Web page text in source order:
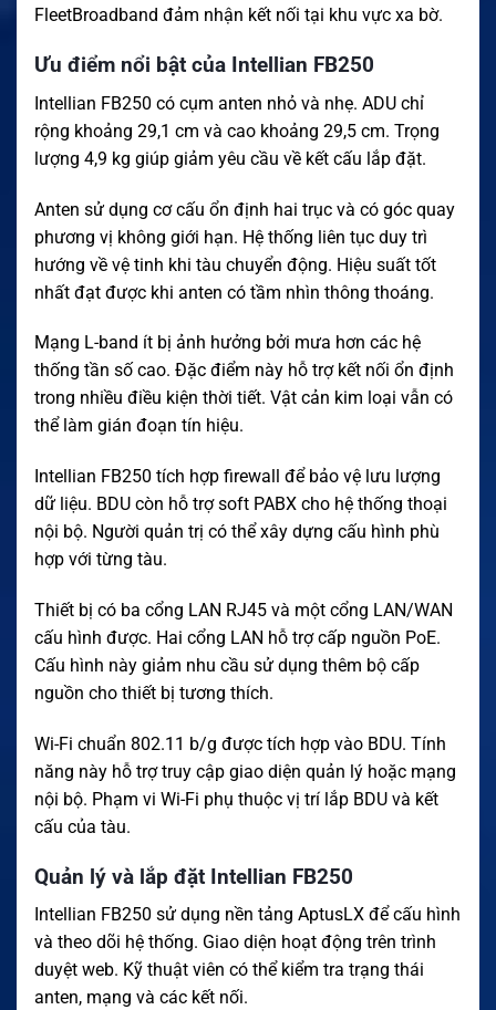
FleetBroadband đảm nhận kết nối tại khu vực xa bờ.
Ưu điểm nổi bật của Intellian FB250
Intellian FB250 có cụm anten nhỏ và nhẹ. ADU chỉ
rộng khoảng 29,1 cm và cao khoảng 29,5 cm. Trọng
lượng 4,9 kg giúp giảm yêu cầu về kết cấu lắp đặt.
Anten sử dụng cơ cấu ổn định hai trục và có góc quay
phương vị không giới hạn. Hệ thống liên tục duy trì
hướng về vệ tinh khi tàu chuyển động. Hiệu suất tốt
nhất đạt được khi anten có tầm nhìn thông thoáng.
Mạng L-band ít bị ảnh hưởng bởi mưa hơn các hệ
thống tần số cao. Đặc điểm này hỗ trợ kết nối ổn định
trong nhiều điều kiện thời tiết. Vật cản kim loại vẫn có
thể làm gián đoạn tín hiệu.
Intellian FB250 tích hợp firewall để bảo vệ lưu lượng
dữ liệu. BDU còn hỗ trợ soft PABX cho hệ thống thoại
nội bộ. Người quản trị có thể xây dựng cấu hình phù
hợp với từng tàu.
Thiết bị có ba cổng LAN RJ45 và một cổng LAN/WAN
cấu hình được. Hai cổng LAN hỗ trợ cấp nguồn PoE.
Cấu hình này giảm nhu cầu sử dụng thêm bộ cấp
nguồn cho thiết bị tương thích.
Wi-Fi chuẩn 802.11 b/g được tích hợp vào BDU. Tính
năng này hỗ trợ truy cập giao diện quản lý hoặc mạng
nội bộ. Phạm vi Wi-Fi phụ thuộc vị trí lắp BDU và kết
cấu của tàu.
Quản lý và lắp đặt Intellian FB250
Intellian FB250 sử dụng nền tảng AptusLX để cấu hình
và theo dõi hệ thống. Giao diện hoạt động trên trình
duyệt web. Kỹ thuật viên có thể kiểm tra trạng thái
anten, mạng và các kết nối.